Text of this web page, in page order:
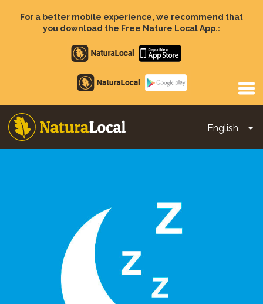
For a better mobile experience, we recommend that
you download the Free Nature Local App.:
Apple
store
Google
Play
English
Main